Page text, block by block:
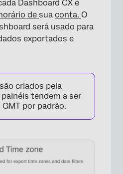
Dashboard CX é
de sua conta. O
será usado para
exportados e
criados pela
tendem a ser
por padrão.